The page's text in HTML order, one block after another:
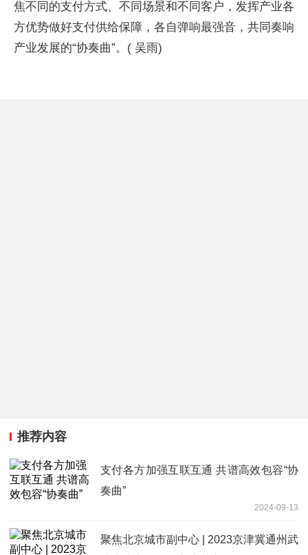
焦不同的支付方式、不同场景和不同客户，发挥产业各
方优势做好支付供给保障，各自弹响最强音，共同奏响
产业发展的“协奏曲”。( 吴雨)
推荐内容
支付各方加强互联互通 共谱高效包容“协
奏曲”
2024-09-13
聚焦北京城市副中心 | 2023京津冀通州武